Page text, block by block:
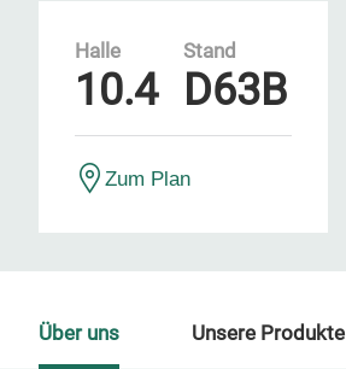
Halle
10.4
Stand
D63B
Zum Plan
Über uns Unsere Produkte